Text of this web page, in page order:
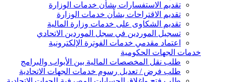
تقديم الاستفسارات بشأن خدمات الوزارة
تقديم الاقتراحات بشأن خدمات الوزارة
تقديم الشكاوى على خدمات وزارة المالية
تسجيل الموردين في سجل الموردين الاتحادي
اعتماد مقدمي خدمات الفوترة الإلكترونية
خدمات الجهات الحكومية
طلب نقل المخصصات المالية بين الأبواب والبرامج
طلب فرض / تعديل رسوم خدمات الجهات الاتحادية